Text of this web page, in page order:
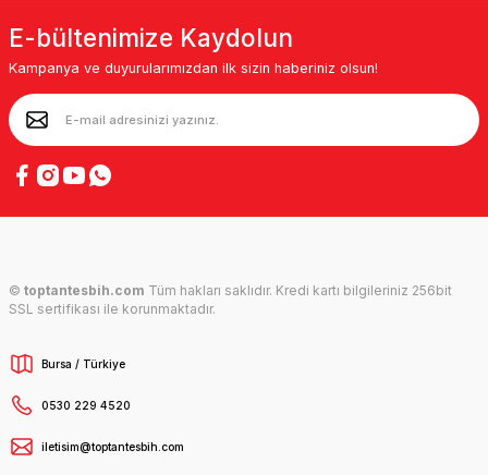
E-bültenimize Kaydolun
Kampanya ve duyurularımızdan ilk sizin haberiniz olsun!
© toptantesbih.com Tüm hakları saklıdır. Kredi kartı bilgileriniz 256bit
SSL sertifikası ile korunmaktadır.
Bursa / Türkiye
0530 229 4520
iletisim@toptantesbih.com